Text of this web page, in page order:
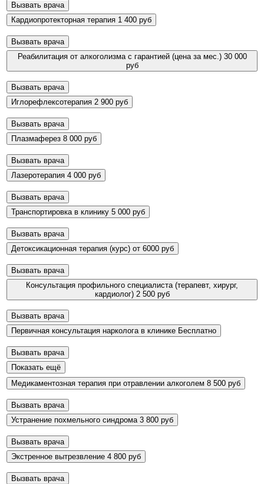
Вызвать врача
Кардиопротекторная терапия 1 400 руб
Вызвать врача
Реабилитация от алкоголизма с гарантией (цена за мес.) 30 000
руб
Вызвать врача
Иглорефлексотерапия 2 900 руб
Вызвать врача
Плазмаферез 8 000 руб
Вызвать врача
Лазеротерапия 4 000 руб
Вызвать врача
Транспортировка в клинику 5 000 руб
Вызвать врача
Детоксикационная терапия (курс) от 6000 руб
Вызвать врача
Консультация профильного специалиста (терапевт, хирург,
кардиолог) 2 500 руб
Вызвать врача
Первичная консультация нарколога в клинике Бесплатно
Вызвать врача
Показать ещё
Медикаментозная терапия при отравлении алкоголем 8 500 руб
Вызвать врача
Устранение похмельного синдрома 3 800 руб
Вызвать врача
Экстренное вытрезвление 4 800 руб
Вызвать врача